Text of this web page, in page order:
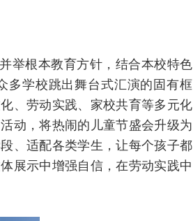
举根本教育方针，结合本校特色
多学校跳出舞台式汇演的固有框
、劳动实践、家校共育等多元化
动，将热闹的儿童节盛会升级为
、适配各类学生，让每个孩子都
展示中增强自信，在劳动实践中